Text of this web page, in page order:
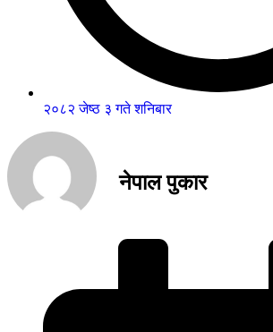
२०८२ जेष्ठ ३ गते शनिबार
नेपाल पुकार